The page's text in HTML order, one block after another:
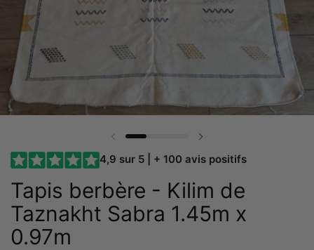
Diapositive précédente
4,9 sur 5 | + 100 avis positifs
Tapis berbère - Kilim de
Taznakht Sabra 1.45m x
0.97m